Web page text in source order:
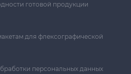
готовой продукции
для флексографической
персональных данных